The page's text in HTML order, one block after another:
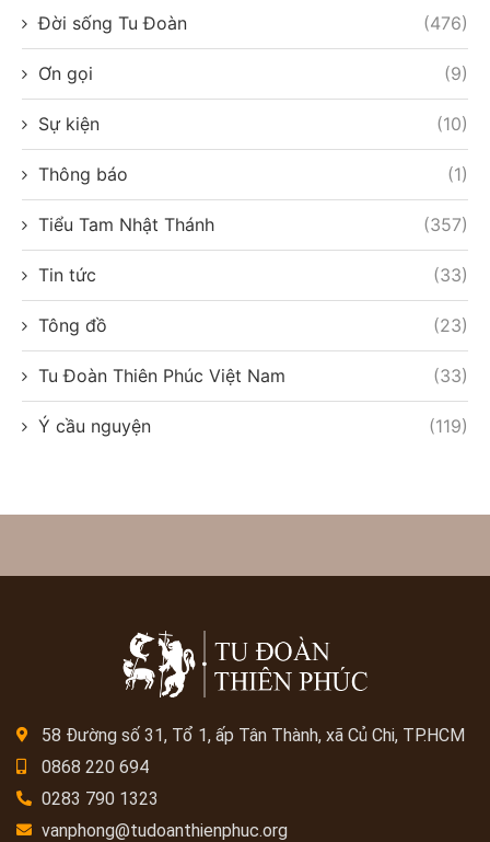
Đời sống Tu Đoàn (476)
Ơn gọi (9)
Sự kiện (10)
Thông báo (1)
Tiểu Tam Nhật Thánh (357)
Tin tức (33)
Tông đồ (23)
Tu Đoàn Thiên Phúc Việt Nam (33)
Ý cầu nguyện (119)
58 Đường số 31, Tổ 1, ấp Tân Thành, xã Củ Chi, TP.HCM
0868 220 694
0283 790 1323
vanphong@tudoanthienphuc.org